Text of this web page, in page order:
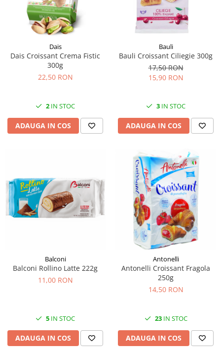
Dais
Dais Croissant Crema Fistic
300g
22,50 RON
2 IN STOC
ADAUGA IN COS
Bauli
Bauli Croissant Ciliegie 300g
17,50 RON
15,90 RON
3 IN STOC
ADAUGA IN COS
Balconi
Balconi Rollino Latte 222g
11,00 RON
5 IN STOC
ADAUGA IN COS
Antonelli
Antonelli Croissant Fragola
250g
14,50 RON
23IN STOC
ADAUGA IN COS